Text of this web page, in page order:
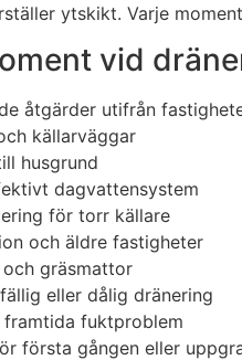
ytskikt. Varje
vid
åtgärder utifrån
källarväggar
husgrund
dagvattensystem
för torr källare
och äldre fastigheter
gräsmattor
eller dålig dränering
fuktproblem
första gången eller